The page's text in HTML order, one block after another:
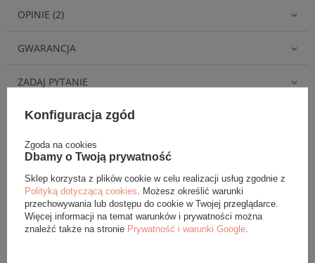
OPINIE (2)
GWARANCJA
ZADAJ PYTANIE
Eleganckie opakowanie gratis
Biżuterię i zegarki zakupione w sklepie internetowym
BOVEM otrzymasz jako gotowy do wręczenia upominek. Do
każdego zamówienia dołączamy pudełko ze skóry
Konfiguracja zgód
Zgoda na cookies
Dbamy o Twoją prywatność
Sklep korzysta z plików cookie w celu realizacji usług zgodnie z
Polityką dotyczącą cookies . Możesz określić warunki
przechowywania lub dostępu do cookie w Twojej przeglądarce.
Więcej informacji na temat warunków i prywatności można
znaleźć także na stronie Prywatność i warunki Google